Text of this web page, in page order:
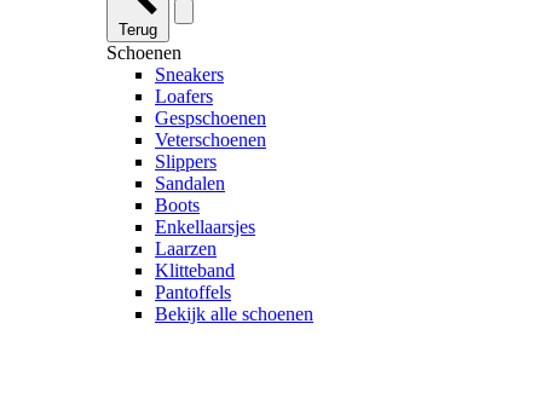
Terug
Schoenen
Sneakers
Loafers
Gespschoenen
Veterschoenen
Slippers
Sandalen
Boots
Enkellaarsjes
Laarzen
Klitteband
Pantoffels
Bekijk alle schoenen